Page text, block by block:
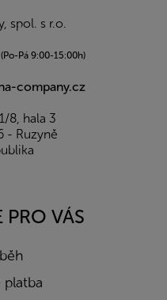
spol. s r.o.
(Po-Pá 9:00-15:00h)
company.cz
8, hala 3
- Ruzyně
PRO VÁS
platba